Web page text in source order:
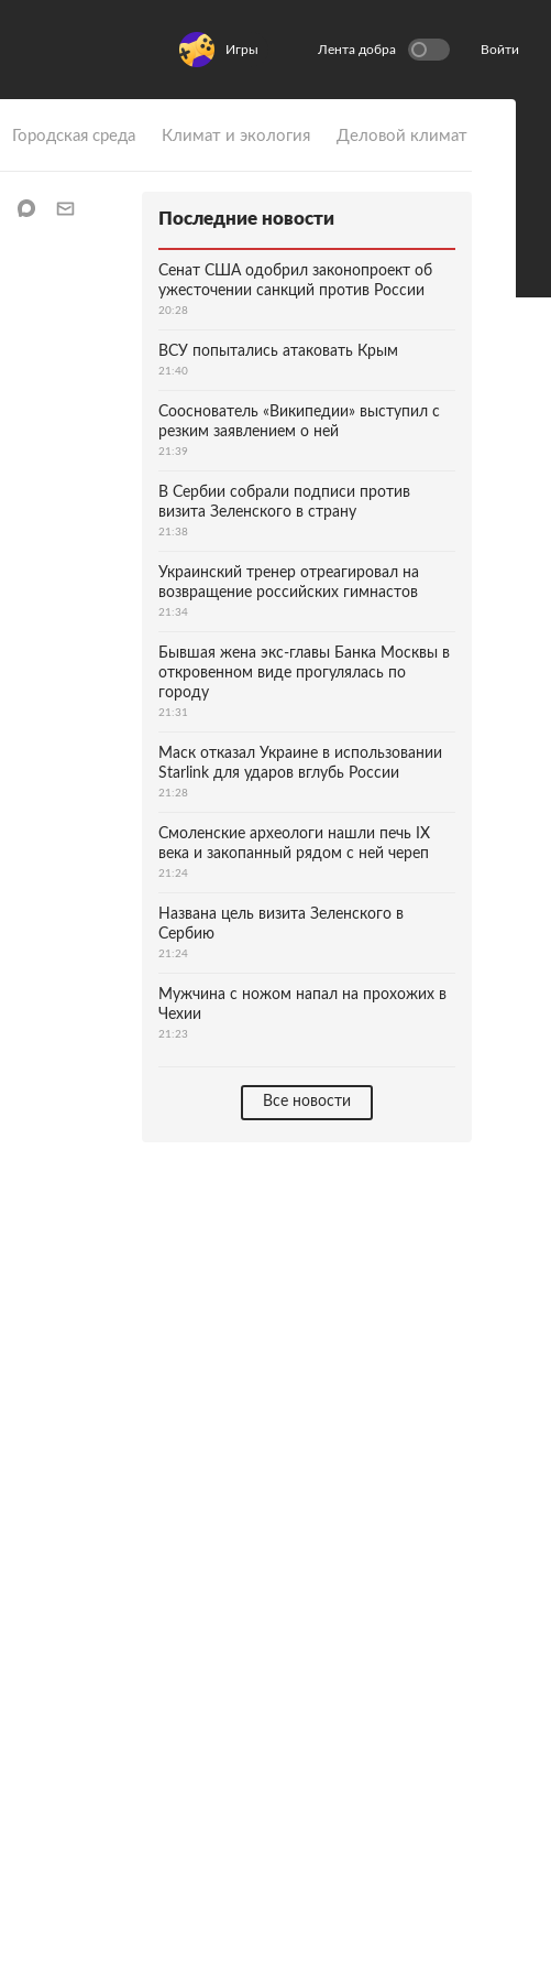
Игры Лента добра Войти
Городская среда Климат и экология Деловой климат
Последние новости
Сенат США одобрил законопроект об
ужесточении санкций против России
20:28
ВСУ попытались атаковать Крым
21:40
Сооснователь «Википедии» выступил с
резким заявлением о ней
21:39
В Сербии собрали подписи против
визита Зеленского в страну
21:38
Украинский тренер отреагировал на
возвращение российских гимнастов
21:34
Бывшая жена экс-главы Банка Москвы в
откровенном виде прогулялась по
городу
21:31
Маск отказал Украине в использовании
Starlink для ударов вглубь России
21:28
Смоленские археологи нашли печь IX
века и закопанный рядом с ней череп
21:24
Названа цель визита Зеленского в
Сербию
21:24
Мужчина с ножом напал на прохожих в
Чехии
21:23
Все новости